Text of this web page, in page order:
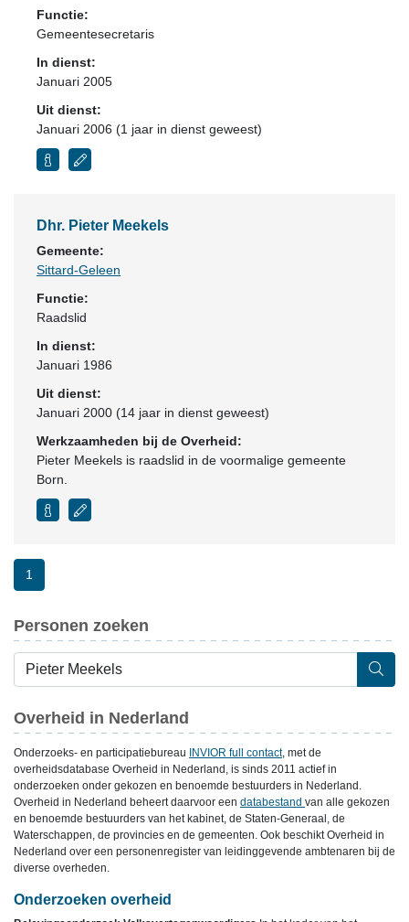
Functie:
Gemeentesecretaris
In dienst:
Januari 2005
Uit dienst:
Januari 2006 (1 jaar in dienst geweest)
Dhr. Pieter Meekels
Gemeente:
Sittard-Geleen
Functie:
Raadslid
In dienst:
Januari 1986
Uit dienst:
Januari 2000 (14 jaar in dienst geweest)
Werkzaamheden bij de Overheid:
Pieter Meekels is raadslid in de voormalige gemeente
Born.
1
Personen zoeken
Overheid in Nederland
Onderzoeks- en participatiebureau INVIOR full contact, met de
overheidsdatabase Overheid in Nederland, is sinds 2011 actief in
onderzoeken onder gekozen en benoemde bestuurders in Nederland.
Overheid in Nederland beheert daarvoor een databestand van alle gekozen
en benoemde bestuurders van het kabinet, de Staten-Generaal, de
Waterschappen, de provincies en de gemeenten. Ook beschikt Overheid in
Nederland over een personenregister van leidinggevende ambtenaren bij de
diverse overheden.
Onderzoeken overheid